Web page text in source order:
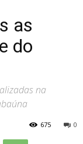
as
do
na
0
675